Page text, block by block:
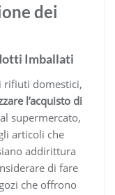
dei
Imballati
rifiuti domestici,
l’acquisto di
supermercato,
articoli che
addirittura
di fare
che offrono